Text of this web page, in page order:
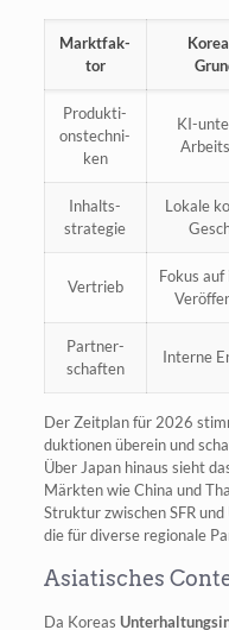
Markt­fak­
tor
Pro­duk­ti­
ons­tech­ni­
ken
KI-
Inhalts­
stra­te­gie
Loka­le
Ver­trieb
Fokus auf
Part­ner­
schaf­ten
Inter­ne
Der Zeit­plan für 2026
duk­tio­nen über­ein und
Über Japan hin­aus sieht
Märk­ten wie Chi­na und
Struk­tur zwi­schen SFR
die für diver­se regio­na­le
Asiatisches
Da Kore­as